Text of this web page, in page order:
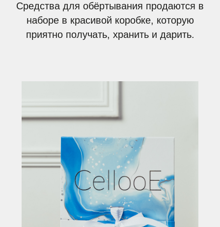
Средства для обёртывания продаются в
наборе в красивой коробке, которую
приятно получать, хранить и дарить.
cellooe@gmail.com
договор оферты